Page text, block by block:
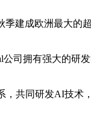
建成欧洲最大的
拥有强大的研
共同研发AI技术